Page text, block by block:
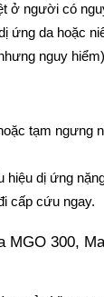
ở người có
ứng da hoặc
nguy
tạm ngưng
hiệu dị ứng
cấp cứu ngay.
MGO 300,